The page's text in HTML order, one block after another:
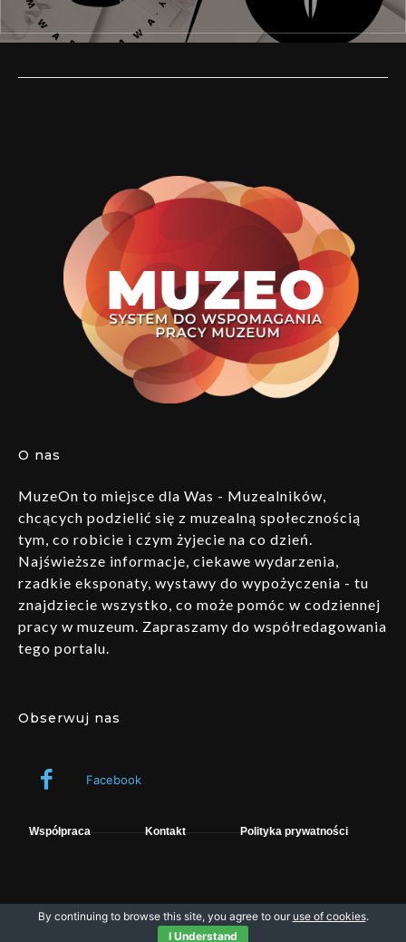
O nas
MuzeOn to miejsce dla Was - Muzealników,
chcących podzielić się z muzealną społecznością
tym, co robicie i czym żyjecie na co dzień.
Najświeższe informacje, ciekawe wydarzenia,
rzadkie eksponaty, wystawy do wypożyczenia - tu
znajdziecie wszystko, co może pomóc w codziennej
pracy w muzeum. Zapraszamy do współredagowania
tego portalu.
Obserwuj nas
Facebook
Współpraca Kontakt Polityka prywatności
Wszelkie prawa zastrzeżone © fpsystem. Powered by Muzeo.
By continuing to browse this site, you agree to our use of cookies.
I Understand